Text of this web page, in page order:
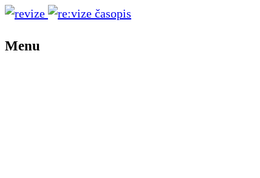
Menu